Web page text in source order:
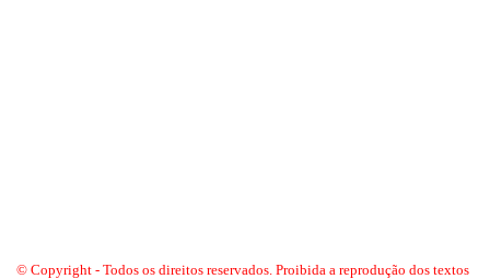
© Copyright - Todos os direitos reservados. Proibida a reprodução dos textos